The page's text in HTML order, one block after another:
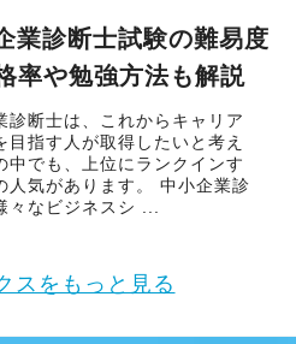
業診断士試験の難易度
率や勉強方法も解説
診断士は、これからキャリア
目指す人が取得したいと考え
中でも、上位にランクインす
人気があります。 中小企業診
々なビジネスシ ...
スをもっと見る